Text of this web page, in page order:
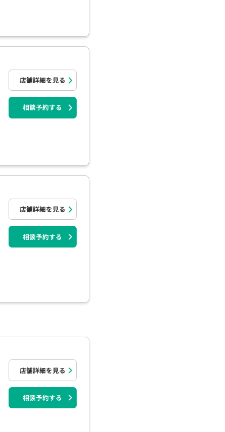
店舗詳細を見る
相談予約する
店舗詳細を見る
相談予約する
店舗詳細を見る
相談予約する